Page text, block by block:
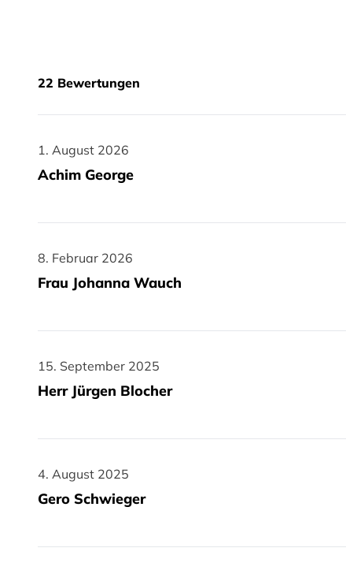
22 Bewertungen
1. August 2026
1. August 2026
Achim George
8. Februar 2026
8. Februar 2026
Frau Johanna Wauch
15. September 2025
15. September 2025
Herr Jürgen Blocher
4. August 2025
4. August 2025
Gero Schwieger